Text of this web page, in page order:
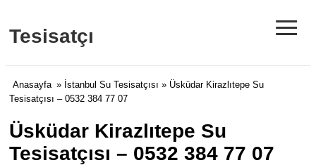
Tesisatçı ≡
Anasayfa » İstanbul Su Tesisatçısı » Üsküdar Kirazlıtepe Su
Tesisatçısı – 0532 384 77 07
Üsküdar Kirazlıtepe Su
Tesisatçısı – 0532 384 77 07